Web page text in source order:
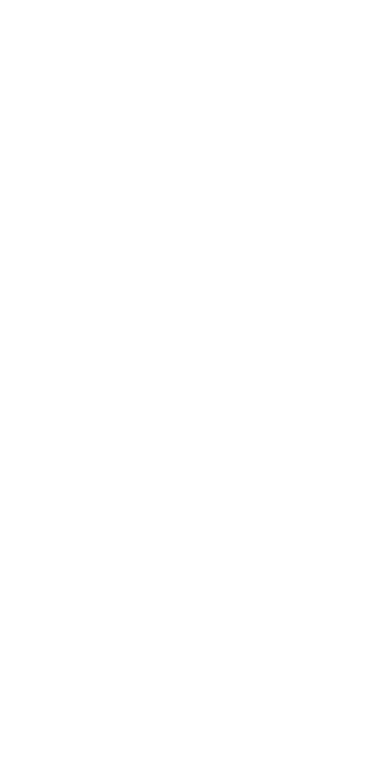
Contrast – béžová/hnedočierna - L